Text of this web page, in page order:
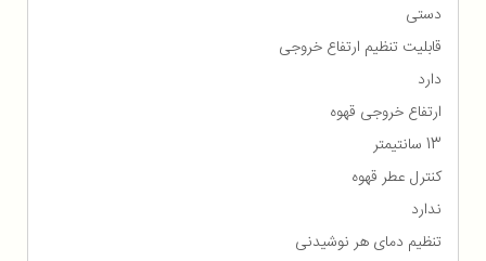
دستی
قابلیت تنظیم ارتفاع خروجی
دارد
ارتفاع خروجی قهوه
13 سانتیمتر
کنترل عطر قهوه
ندارد
تنظیم دمای هر نوشیدنی